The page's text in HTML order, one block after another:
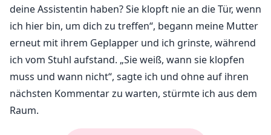
deine Assistentin haben? Sie klopft nie an die Tür, wenn
ich hier bin, um dich zu treffen“, begann meine Mutter
erneut mit ihrem Geplapper und ich grinste, während
ich vom Stuhl aufstand. „Sie weiß, wann sie klopfen
muss und wann nicht“, sagte ich und ohne auf ihren
nächsten Kommentar zu warten, stürmte ich aus dem
Raum.